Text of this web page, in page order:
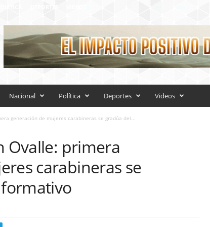
Nacional Política Deportes Videos
generación de mujeres carabineras se gradúa del...
Ovalle: primera
carabineras se